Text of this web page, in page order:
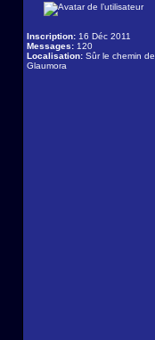
Inscription: 16 Déc 2011
Messages: 120
Localisation: Sûr le chemin de
Glaumora